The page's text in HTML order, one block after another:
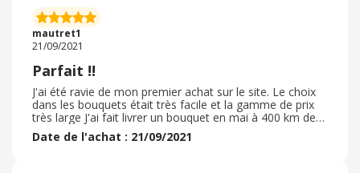
ces circonstances aucun mot ne peut soulager cette
peine. Le site a beaucoup de choix et nous aide à
trouver plus facilement un thème. Il y en a aussi pour
toutes les bourses. Le bouquet a été livré rapidement. Je
recommande ce site.
mautret1
21/09/2021
Parfait !!
J'ai été ravie de mon premier achat sur le site. Le choix
dans les bouquets était très facile et la gamme de prix
très large J'ai fait livrer un bouquet en mai à 400 km de
chez moi. La livraison s'est faite en temps et en heure,
avec un bouquet plus cher que celui que j'avais payé car
Date de l'achat : 21/09/2021